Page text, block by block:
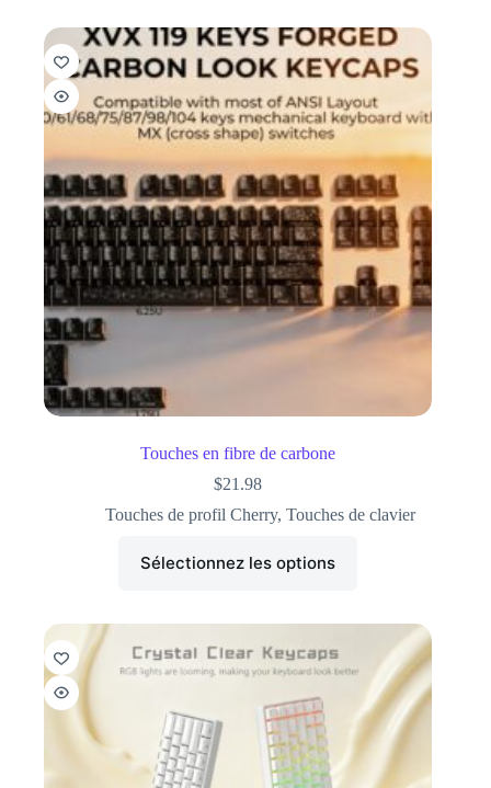
Touches en fibre de carbone
$21.98
Touches de profil Cherry, Touches de clavier
Sélectionnez les options